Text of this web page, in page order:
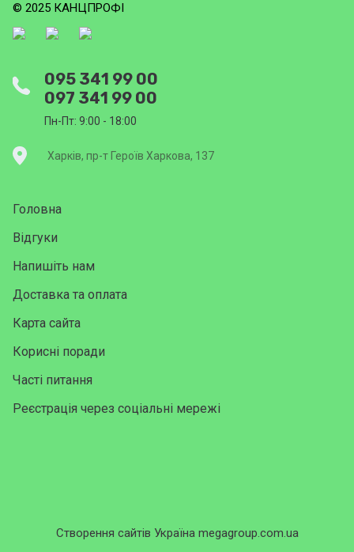
© 2025 КАНЦПРОФІ
095 341 99 00
097 341 99 00
Пн-Пт: 9:00 - 18:00
Харків, пр-т Героїв Харкова, 137
Головна
Відгуки
Напишіть нам
Доставка та оплата
Карта сайта
Корисні поради
Часті питання
Реєстрація через соціальні мережі
Створення сайтів Україна megagroup.com.ua